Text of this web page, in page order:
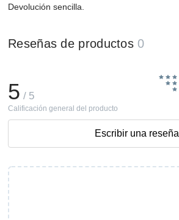
Devolución sencilla.
Reseñas de productos 0
5 / 5
Calificación general del producto
Escribir una reseña